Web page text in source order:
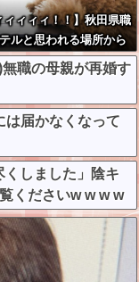
ィィィィ！！】秋田県職
ルと思われる場所から
参加してしまった結果w
w w
職の母親が再婚す
は届かなくなって
くしました」陰キ
くださいw w w w